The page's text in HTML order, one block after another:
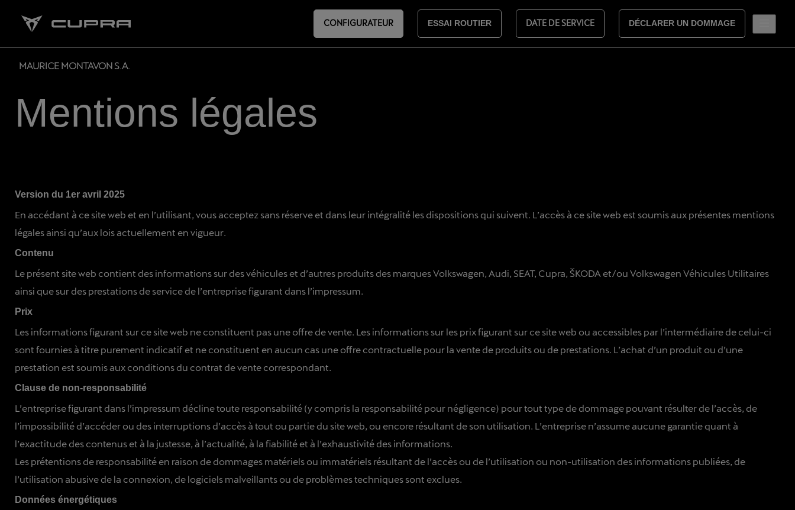
CONFIGURATEUR ESSAI ROUTIER DATE DE SERVICE DÉCLARER UN DOMMAGE
MAURICE MONTAVON S.A.
Mentions légales
Version du 1er avril 2025
En accédant à ce site web et en l’utilisant, vous acceptez sans réserve et dans leur intégralité les dispositions qui suivent. L’accès à ce site web est soumis aux présentes mentions
légales ainsi qu’aux lois actuellement en vigueur.
Contenu
Le présent site web contient des informations sur des véhicules et d’autres produits des marques Volkswagen, Audi, SEAT, Cupra, ŠKODA et/ou Volkswagen Véhicules Utilitaires
ainsi que sur des prestations de service de l’entreprise figurant dans l’impressum.
Prix
Les informations figurant sur ce site web ne constituent pas une offre de vente. Les informations sur les prix figurant sur ce site web ou accessibles par l’intermédiaire de celui-ci
sont fournies à titre purement indicatif et ne constituent en aucun cas une offre contractuelle pour la vente de produits ou de prestations. L’achat d’un produit ou d’une
prestation est soumis aux conditions du contrat de vente correspondant.
Clause de non-responsabilité
L’entreprise figurant dans l’impressum décline toute responsabilité (y compris la responsabilité pour négligence) pour tout type de dommage pouvant résulter de l’accès, de
l’impossibilité d’accéder ou des interruptions d’accès à tout ou partie du site web, ou encore résultant de son utilisation. L’entreprise n’assume aucune garantie quant à
l’exactitude des contenus et à la justesse, à l’actualité, à la fiabilité et à l’exhaustivité des informations.
Les prétentions de responsabilité en raison de dommages matériels ou immatériels résultant de l’accès ou de l’utilisation ou non-utilisation des informations publiées, de
l’utilisation abusive de la connexion, de logiciels malveillants ou de problèmes techniques sont exclues.
Données énergétiques